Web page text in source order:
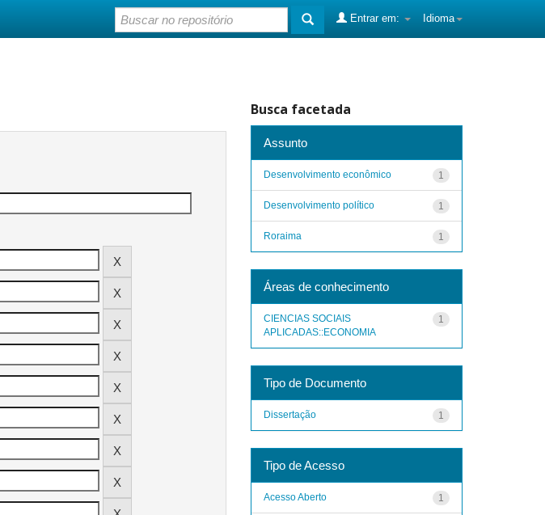
Idioma
Entrar em:
Busca facetada
Assunto
1
Desenvolvimento econômico
1
Desenvolvimento político
1
Roraima
Áreas de conhecimento
1
CIENCIAS SOCIAIS
APLICADAS::ECONOMIA
Tipo de Documento
1
Dissertação
Tipo de Acesso
1
Acesso Aberto